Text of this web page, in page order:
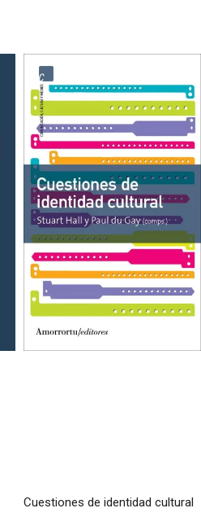
Cuestiones de identidad cultural